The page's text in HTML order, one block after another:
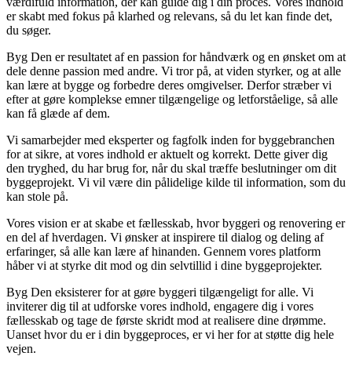
er skabt med fokus på klarhed og relevans, så du let kan finde det,
du søger.
Byg Den er resultatet af en passion for håndværk og en ønsket om at
dele denne passion med andre. Vi tror på, at viden styrker, og at alle
kan lære at bygge og forbedre deres omgivelser. Derfor stræber vi
efter at gøre komplekse emner tilgængelige og letforståelige, så alle
kan få glæde af dem.
Vi samarbejder med eksperter og fagfolk inden for byggebranchen
for at sikre, at vores indhold er aktuelt og korrekt. Dette giver dig
den tryghed, du har brug for, når du skal træffe beslutninger om dit
byggeprojekt. Vi vil være din pålidelige kilde til information, som du
kan stole på.
Vores vision er at skabe et fællesskab, hvor byggeri og renovering er
en del af hverdagen. Vi ønsker at inspirere til dialog og deling af
erfaringer, så alle kan lære af hinanden. Gennem vores platform
håber vi at styrke dit mod og din selvtillid i dine byggeprojekter.
Byg Den eksisterer for at gøre byggeri tilgængeligt for alle. Vi
inviterer dig til at udforske vores indhold, engagere dig i vores
fællesskab og tage de første skridt mod at realisere dine drømme.
Uanset hvor du er i din byggeproces, er vi her for at støtte dig hele
vejen.